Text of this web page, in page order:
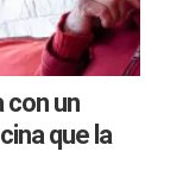
con un
que la